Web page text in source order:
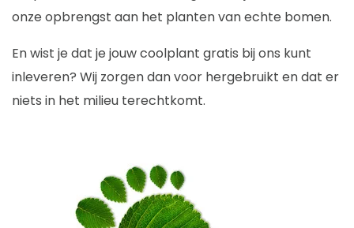
onze opbrengst aan het planten van echte bomen.
En wist je dat je jouw coolplant gratis bij ons kunt
inleveren? Wij zorgen dan voor hergebruikt en dat er
niets in het milieu terechtkomt.